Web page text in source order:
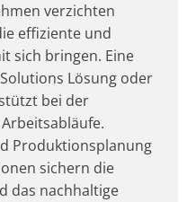
verzichten
effiziente und
sich bringen. Eine
Lösung oder
bei der
Produktionsplanung
sichern die
das nachhaltige